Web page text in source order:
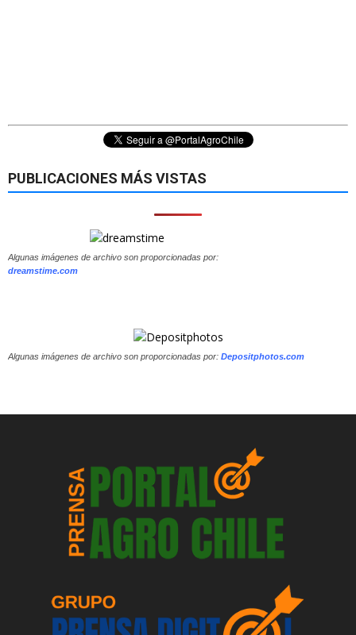
PUBLICACIONES MÁS VISTAS
Algunas imágenes de archivo son proporcionadas por:
dreamstime.com
Algunas imágenes de archivo son proporcionadas por: Depositphotos.com